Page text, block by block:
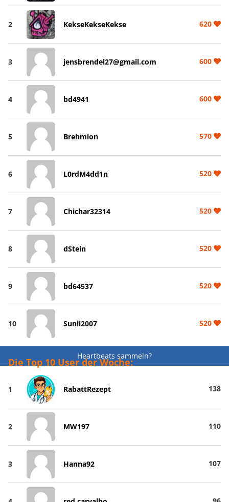
2 KekseKekseKekse 620
3 jensbrendel27@gmail.com 600
4 bd4941 600
5 Brehmion 570
6 L0rdM4dd1n 520
7 Chichar32314 520
8 dStein 520
9 bd64537 520
10 Sunil2007 520
Heartbeats sammeln?
Die Top 10 User der Woche:
1 RabattRezept 138
2 MW197 110
3 Hanna92 107